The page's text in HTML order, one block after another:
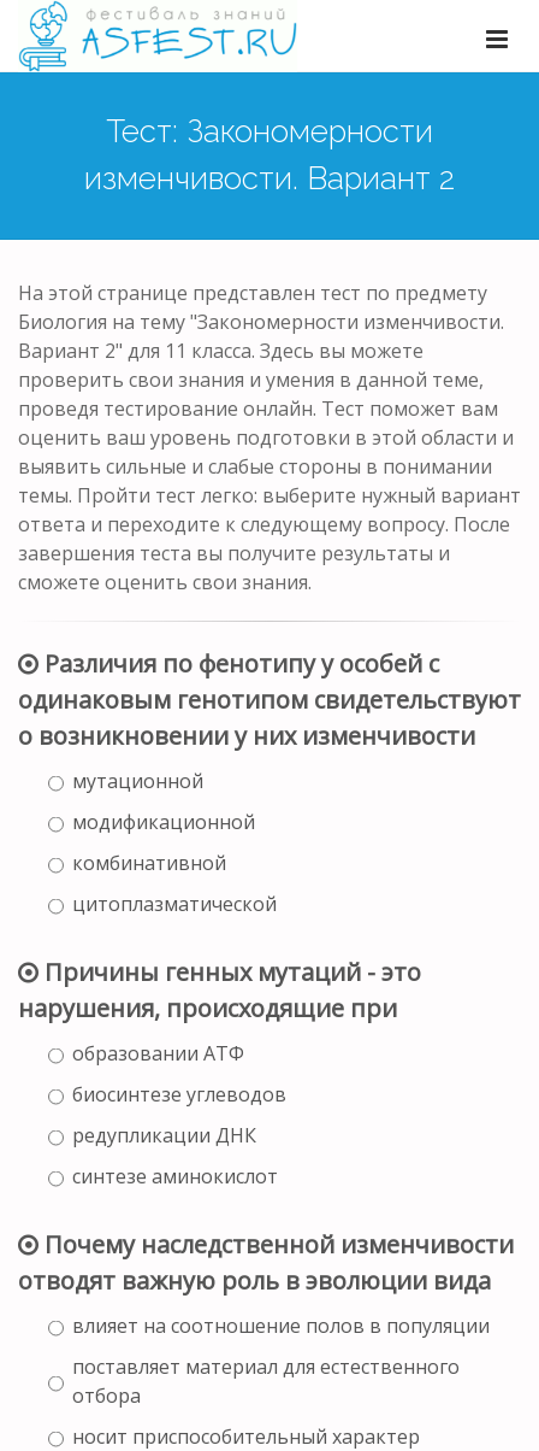
Тест: Закономерности
изменчивости. Вариант 2
На этой странице представлен тест по предмету
Биология на тему "Закономерности изменчивости.
Вариант 2" для 11 класса. Здесь вы можете
проверить свои знания и умения в данной теме,
проведя тестирование онлайн. Тест поможет вам
оценить ваш уровень подготовки в этой области и
выявить сильные и слабые стороны в понимании
темы. Пройти тест легко: выберите нужный вариант
ответа и переходите к следующему вопросу. После
завершения теста вы получите результаты и
сможете оценить свои знания.
Различия по фенотипу у особей с
одинаковым генотипом свидетельствуют
о возникновении у них изменчивости
мутационной
модификационной
комбинативной
цитоплазматической
Причины генных мутаций - это
нарушения, происходящие при
образовании АТФ
биосинтезе углеводов
редупликации ДНК
синтезе аминокислот
Почему наследственной изменчивости
отводят важную роль в эволюции вида
влияет на соотношение полов в популяции
поставляет материал для естественного
отбора
носит приспособительный характер